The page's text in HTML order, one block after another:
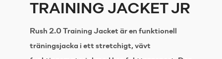
TRAINING JACKET JR
Rush 2.0 Training Jacket är en funktionell
träningsjacka i ett stretchigt, vävt